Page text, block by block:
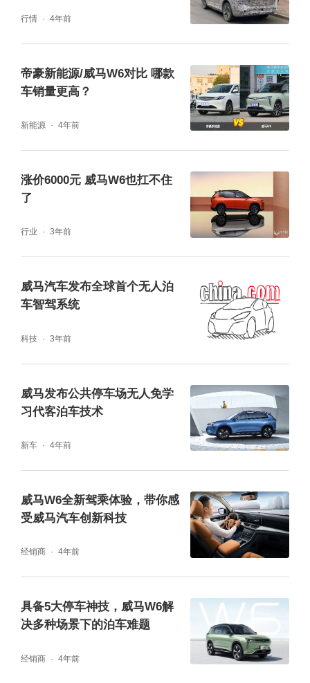
行情 4年前
帝豪新能源/威马W6对比 哪款
车销量更高？
新能源 4年前
涨价6000元 威马W6也扛不住
了
行业 3年前
威马汽车发布全球首个无人泊
车智驾系统
科技 3年前
威马发布公共停车场无人免学
习代客泊车技术
新车 4年前
威马W6全新驾乘体验，带你感
受威马汽车创新科技
经销商 4年前
具备5大停车神技，威马W6解
决多种场景下的泊车难题
经销商 4年前